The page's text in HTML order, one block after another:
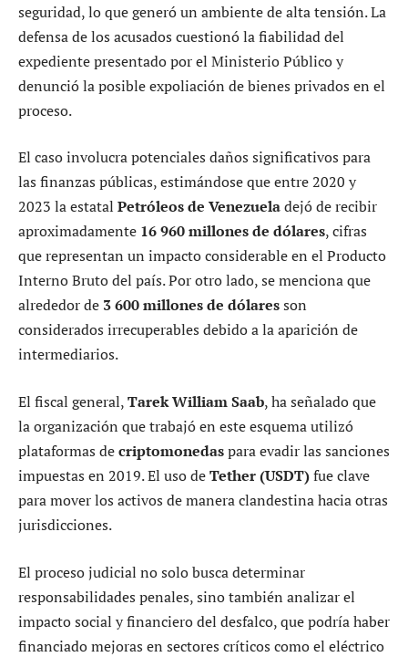
seguridad, lo que generó un ambiente de alta tensión. La
defensa de los acusados cuestionó la fiabilidad del
expediente presentado por el Ministerio Público y
denunció la posible expoliación de bienes privados en el
proceso.
El caso involucra potenciales daños significativos para
las finanzas públicas, estimándose que entre 2020 y
2023 la estatal Petróleos de Venezueladejó de recibir
aproximadamente 16 960 millones de dólares, cifras
que representan un impacto considerable en el Producto
Interno Bruto del país. Por otro lado, se menciona que
alrededor de 3 600 millones de dólaresson
considerados irrecuperables debido a la aparición de
intermediarios.
El fiscal general,Tarek William Saab, ha señalado que
la organización que trabajó en este esquema utilizó
plataformas decriptomonedaspara evadir las sanciones
impuestas en 2019. El uso deTether (USDT)fue clave
para mover los activos de manera clandestina hacia otras
jurisdicciones.
El proceso judicial no solo busca determinar
responsabilidades penales, sino también analizar el
impacto social y financiero del desfalco, que podría haber
financiado mejoras en sectores críticos como el eléctrico